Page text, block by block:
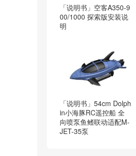
「说明书」空客A350-9
00/1000 探索版安装说
明
「说明书」54cm Dolph
in小海豚RC遥控船 全
向喷泵鱼鳍联动适配M-
JET-35泵